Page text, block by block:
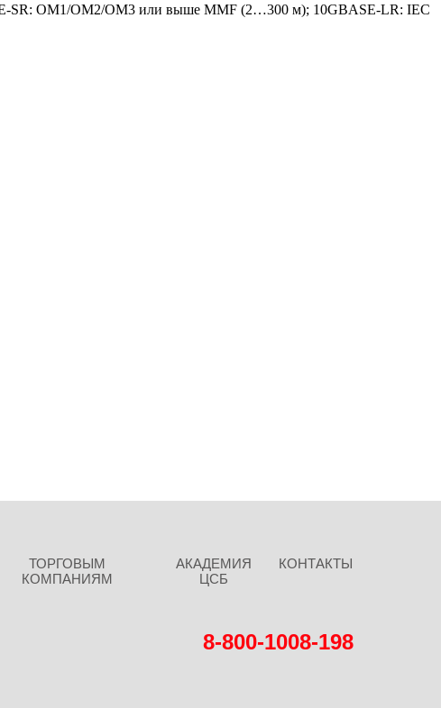
SR: OM1/OM2/OM3 или выше MMF (2…300 м); 10GBASE-LR: IEC
ТОРГОВЫМ
КОМПАНИЯМ
АКАДЕМИЯ
ЦСБ
КОНТАКТЫ
8-800-1008-198